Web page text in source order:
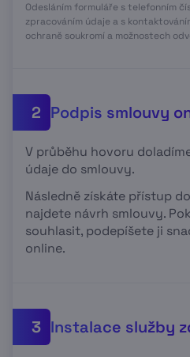
Odesláním formuláře s telefonním
zpracováním údaje a s
ochraně soukromí a možnostech
2 Podpis smlouvy
V průběhu hovoru
údaje do smlouvy.
Následně získáte přístup
najdete návrh smlouvy.
souhlasit, podepíšete ji
online.
3 Instalace služby